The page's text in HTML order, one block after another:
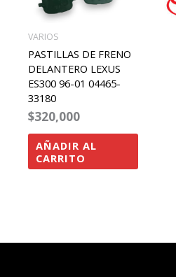
VARIOS
PASTILLAS DE FRENO
DELANTERO LEXUS
ES300 96-01 04465-
33180
$320,000
AÑADIR AL
CARRITO